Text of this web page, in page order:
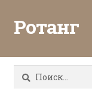
Ротанг
Каталог
Найти: